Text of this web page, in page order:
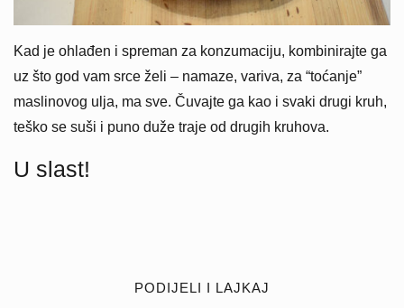
Kad je ohlađen i spreman za konzumaciju, kombinirajte ga
uz što god vam srce želi – namaze, variva, za “toćanje”
maslinovog ulja, ma sve. Čuvajte ga kao i svaki drugi kruh,
teško se suši i puno duže traje od drugih kruhova.
U slast!
PODIJELI I LAJKAJ